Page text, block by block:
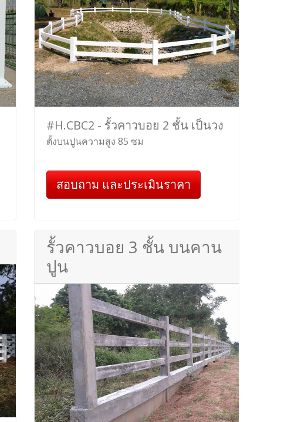
#H.CBC2 - รั้วคาวบอย 2 ชั้น เป็นวง
ตั้งบนปูนความสูง 85 ซม
สอบถาม และประเมินราคา
รั้วคาวบอย 3 ชั้น บนคาน
ปูน